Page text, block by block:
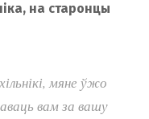
на старонцы
мяне ўжо
вам за вашу